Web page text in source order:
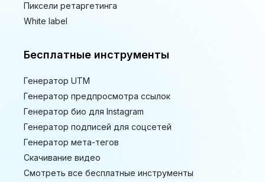
Пиксели ретаргетинга
White label
Бесплатные инструменты
Генератор UTM
Генератор предпросмотра ссылок
Генератор био для Instagram
Генератор подписей для соцсетей
Генератор мета-тегов
Скачивание видео
Смотреть все бесплатные инструменты